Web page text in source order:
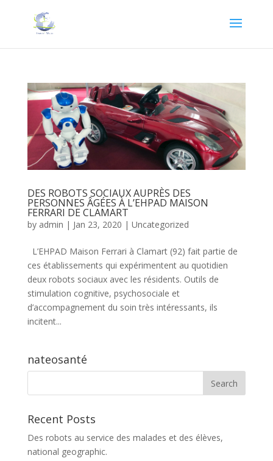
DES ROBOTS SOCIAUX AUPRÈS DES
PERSONNES ÂGÉES À L’EHPAD MAISON
FERRARI DE CLAMART
by admin | Jan 23, 2020 | Uncategorized
L’EHPAD Maison Ferrari à Clamart (92) fait partie de
ces établissements qui expérimentent au quotidien
deux robots sociaux avec les résidents. Outils de
stimulation cognitive, psychosociale et
d’accompagnement du soin très intéressants, ils
incitent...
nateosanté
Recent Posts
Des robots au service des malades et des élèves,
national geographic.